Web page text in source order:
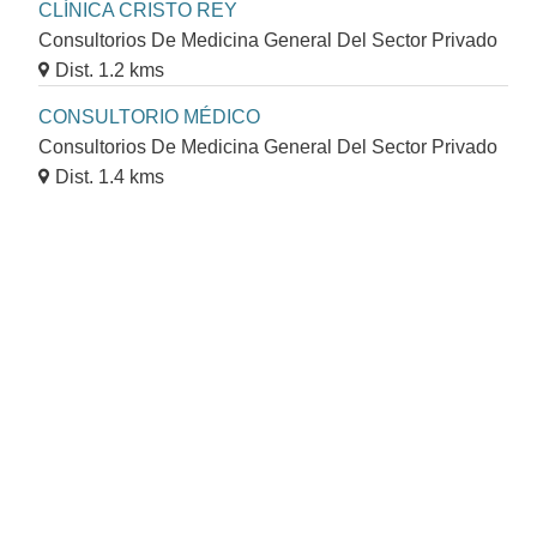
CLÍNICA CRISTO REY
Consultorios De Medicina General Del Sector Privado
Dist. 1.2 kms
CONSULTORIO MÉDICO
Consultorios De Medicina General Del Sector Privado
Dist. 1.4 kms